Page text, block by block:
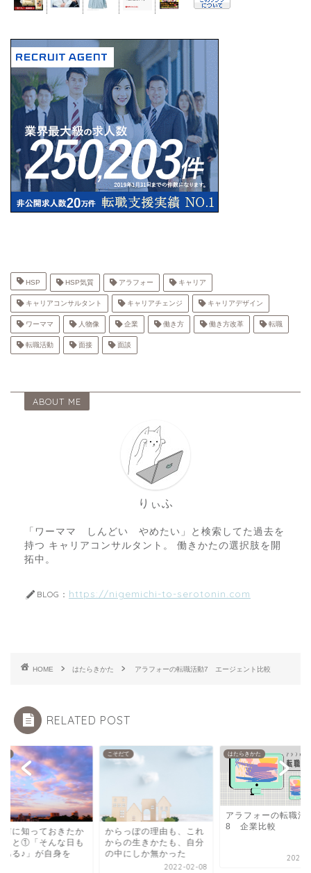
HSP HSP気質 アラフォー キャリア
キャリアコンサルタント キャリアチェンジ キャリアデザイン
ワーママ 人物像 企業 働き方 働き方改革 転職
転職活動 面接 面談
ABOUT ME
りぃふ
「ワーママ しんどい やめたい」と検索してた過去を
持つ キャリアコンサルタント。 働きかたの選択肢を開
拓中。
BLOG： https://nigemichi-to-serotonin.com
HOME はたらきかた アラフォーの転職活動7 エージェント比較
RELATED POST
前に知っておきたか
こと①「そんな日も
ある♪」が自身を
こそだて
からっぽの理由も、これ
からの生きかたも、自分
の中にしか無かった
2022-02-08
はたらきかた
アラフォーの転職活
8 企業比較
2022-